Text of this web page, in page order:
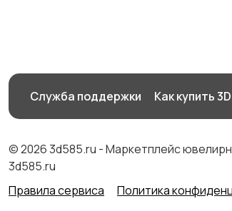
Служба поддержки Как купить
© 2026 3d585.ru - Маркетплейс
3d585.ru
Правила сервиса
Политика